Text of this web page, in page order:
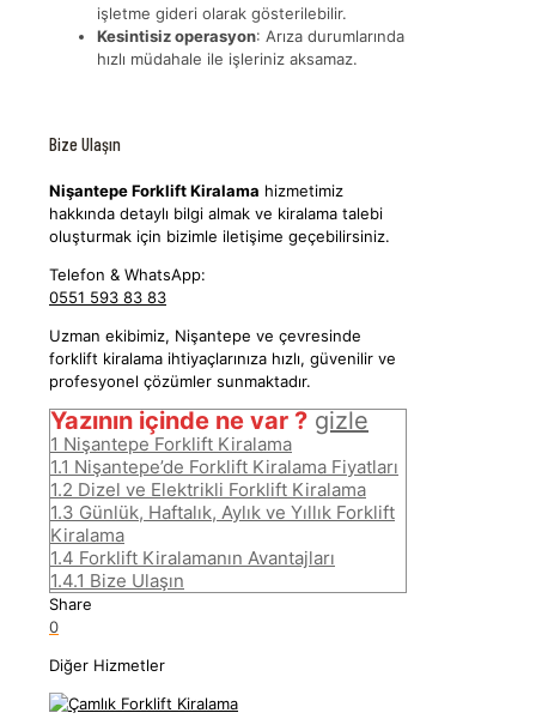
işletme gideri olarak gösterilebilir.
Kesintisiz operasyon: Arıza durumlarında
hızlı müdahale ile işleriniz aksamaz.
Bize Ulaşın
Nişantepe Forklift Kiralama hizmetimiz
hakkında detaylı bilgi almak ve kiralama talebi
oluşturmak için bizimle iletişime geçebilirsiniz.
Telefon & WhatsApp:
0551 593 83 83
Uzman ekibimiz, Nişantepe ve çevresinde
forklift kiralama ihtiyaçlarınıza hızlı, güvenilir ve
profesyonel çözümler sunmaktadır.
Yazının içinde ne var ? gizle
1 Nişantepe Forklift Kiralama
1.1 Nişantepe’de Forklift Kiralama Fiyatları
1.2 Dizel ve Elektrikli Forklift Kiralama
1.3 Günlük, Haftalık, Aylık ve Yıllık Forklift
Kiralama
1.4 Forklift Kiralamanın Avantajları
1.4.1 Bize Ulaşın
Share
0
Diğer Hizmetler